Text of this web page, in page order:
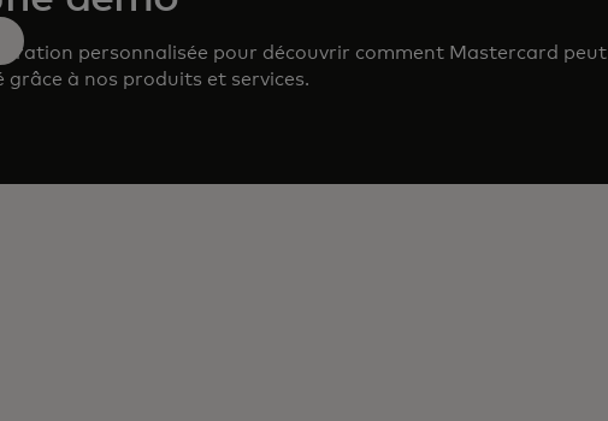
personnalisée pour découvrir comment Mastercard peut
à nos produits et services.